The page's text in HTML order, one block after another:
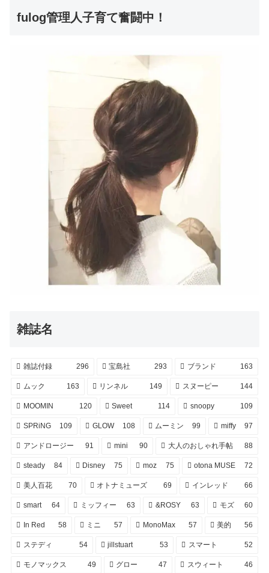
fulog管理人子育て奮闘中！
雑誌名
雑誌付録 296 宝島社 293 ブランド 163
ムック 163 リンネル 149 スヌーピー 144
MOOMIN 120 Sweet 114 snoopy 109
SPRiNG 109 GLOW 108 ムーミン 99 miffy 97
アンドロージー 91 mini 90 大人のおしゃれ手帖 88
steady 84 Disney 75 moz 75 otona MUSE 72
美人百花 70 オトナミューズ 69 インレッド 66
smart 64 ミッフィー 63 &ROSY 63 モズ 60
In Red 58 ミニ 57 MonoMax 57 美的 56
ステディ 54 jillstuart 53 スマート 52
モノマックス 49 グロー 47 スウィート 46